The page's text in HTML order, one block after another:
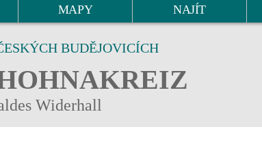
MAPY NAJÍT
BUDĚJOVICÍCH
Widerhall